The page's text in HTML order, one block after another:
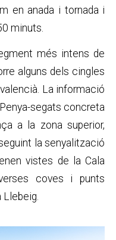
en anada i tornada i
minuts.
més intens de
alguns dels cingles
La informació
segats concreta
a la zona superior,
la senyalització
vistes de la Cala
coves i punts
Llebeig.